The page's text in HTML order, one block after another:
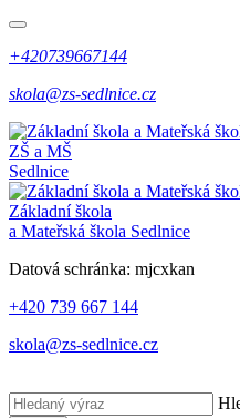
+420739667144
skola@zs-sedlnice.cz
ZŠ a MŠ
Sedlnice
Základní škola
a Mateřská škola Sedlnice
Datová schránka: mjcxkan
+420 739 667 144
skola@zs-sedlnice.cz